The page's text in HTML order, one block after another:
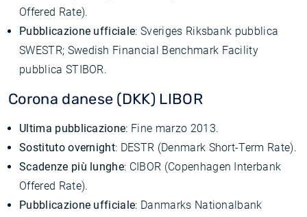
Offered Rate).
Pubblicazione ufficiale: Sveriges Riksbank pubblica
SWESTR; Swedish Financial Benchmark Facility
pubblica STIBOR.
Corona danese (DKK) LIBOR
Ultima pubblicazione: Fine marzo 2013.
Sostituto overnight: DESTR (Denmark Short-Term Rate).
Scadenze più lunghe: CIBOR (Copenhagen Interbank
Offered Rate).
Pubblicazione ufficiale: Danmarks Nationalbank